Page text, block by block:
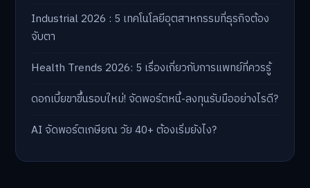
Industrial 2026 : 5 เทคโนโลยีอุตสาหกรรมที่ธุรกิจต้อง
จับตา
Health Trends 2026: 5 เรื่องเกี่ยวกับการแพทย์ที่ควรรู้
ดอกเบี้ยขาขึ้นรอบใหม่! จัดพอร์ตหนี้-ลงทุนรับมืออย่างไรดี?
AI จัดพอร์ตเกษียณ วัย 40+ ต้องเริ่มยังไง?